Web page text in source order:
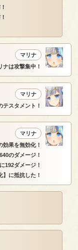
マリナ
ナは攻撃集中！
マリナ
テスタメント！
マリナ
効果を無効化！
のダメージ！
192ダメージ！
】に抵抗した！